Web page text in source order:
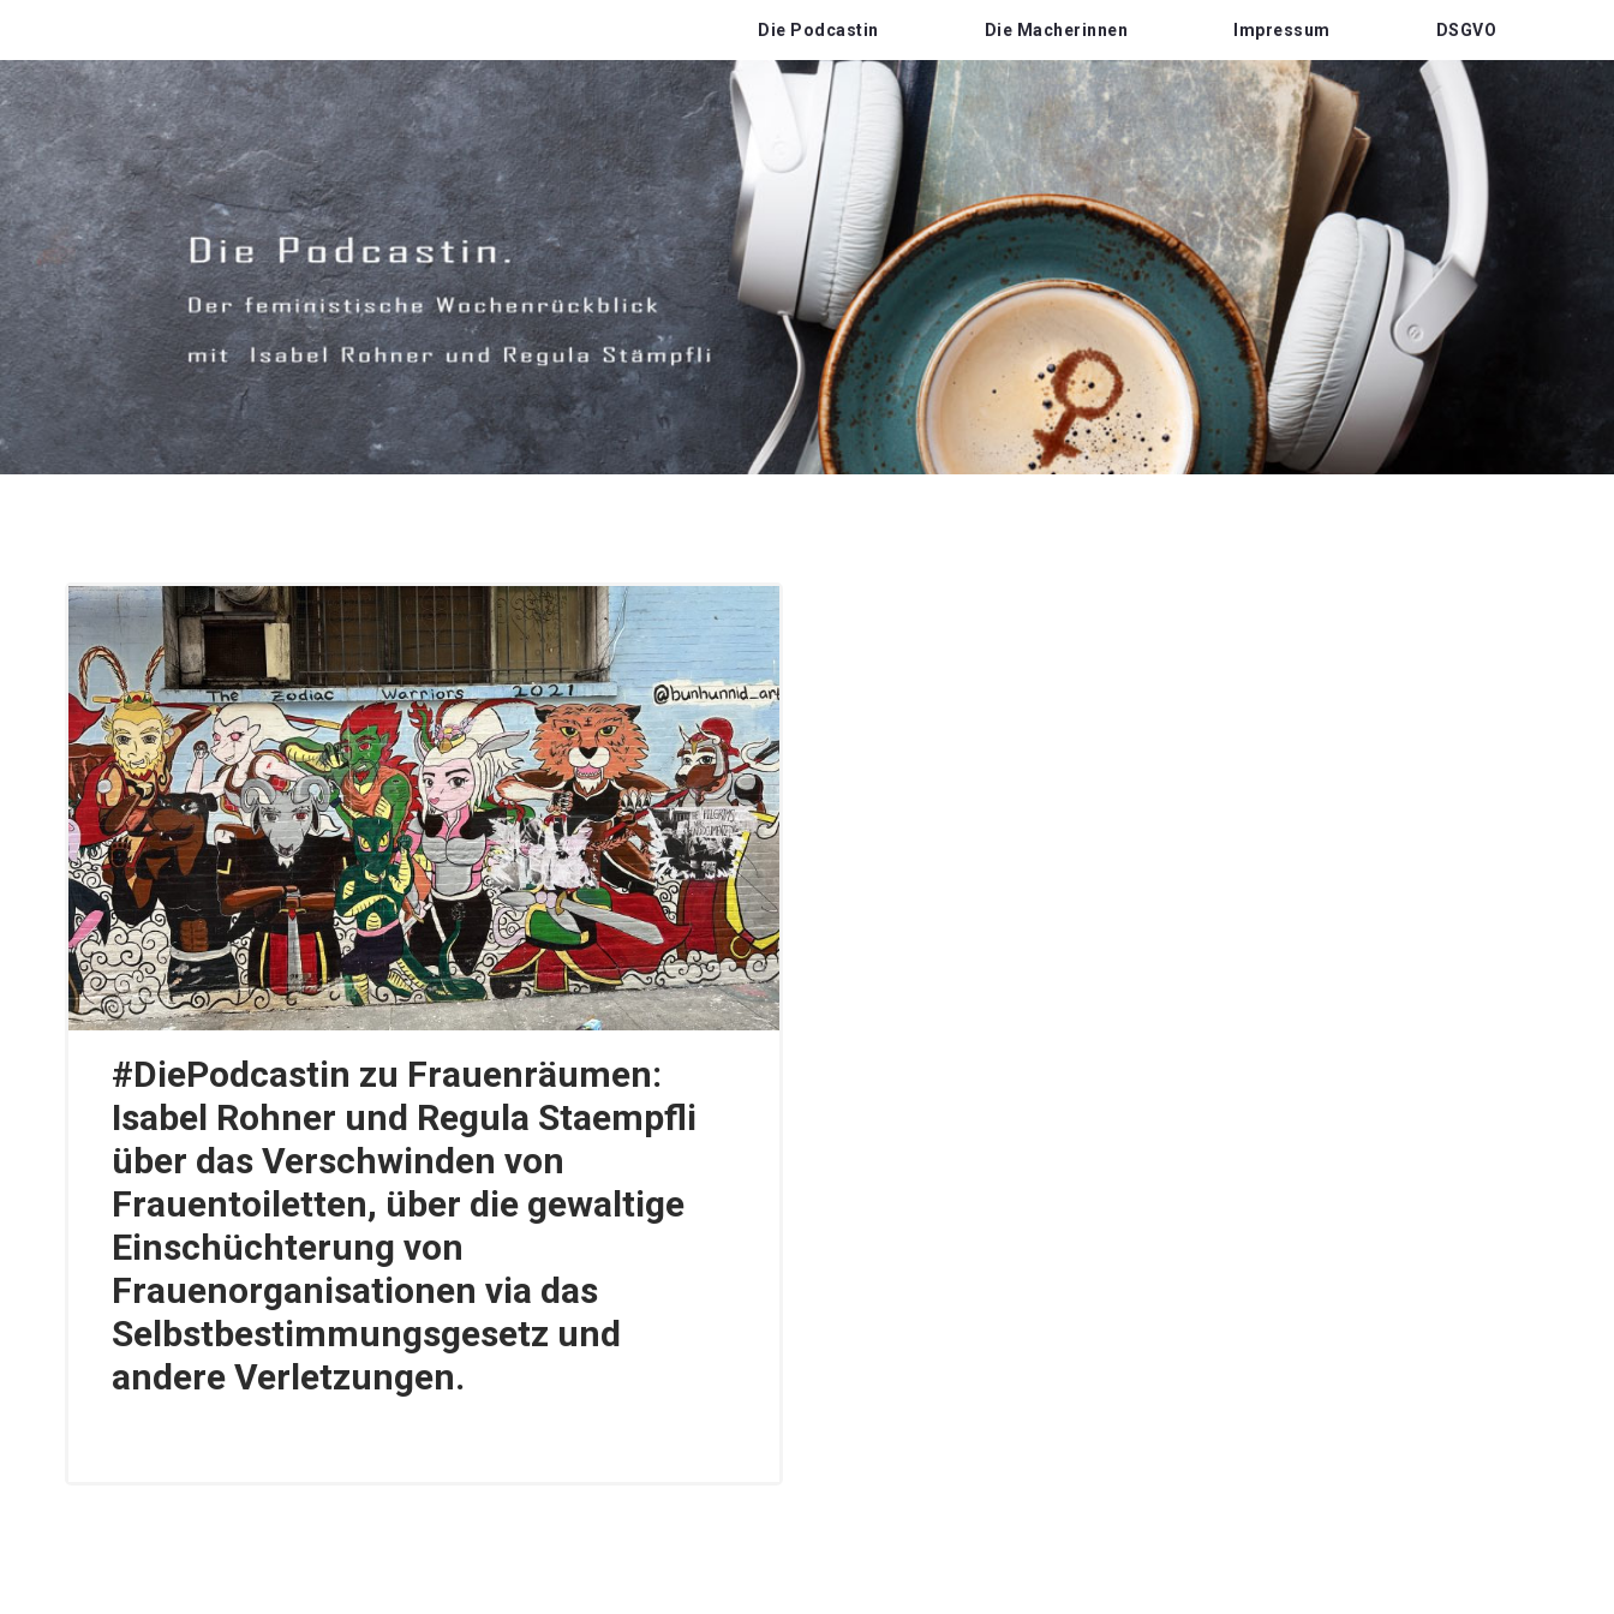
Die Podcastin Die Macherinnen Impressum DSGVO
#DiePodcastin zu Frauenräumen:
Isabel Rohner und Regula Staempfli
über das Verschwinden von
Frauentoiletten, über die gewaltige
Einschüchterung von
Frauenorganisationen via das
Selbstbestimmungsgesetz und
andere Verletzungen.